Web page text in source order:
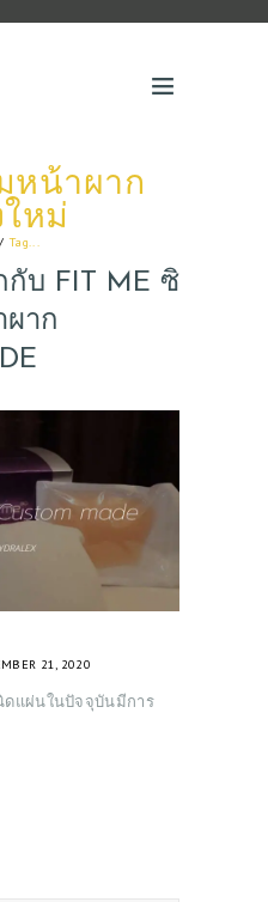
มหน้าผาก
ใหม่
Tag...
กับ FIT ME ซิ
ผาก
21, 2020
แผ่นในปัจจุบันมีการ